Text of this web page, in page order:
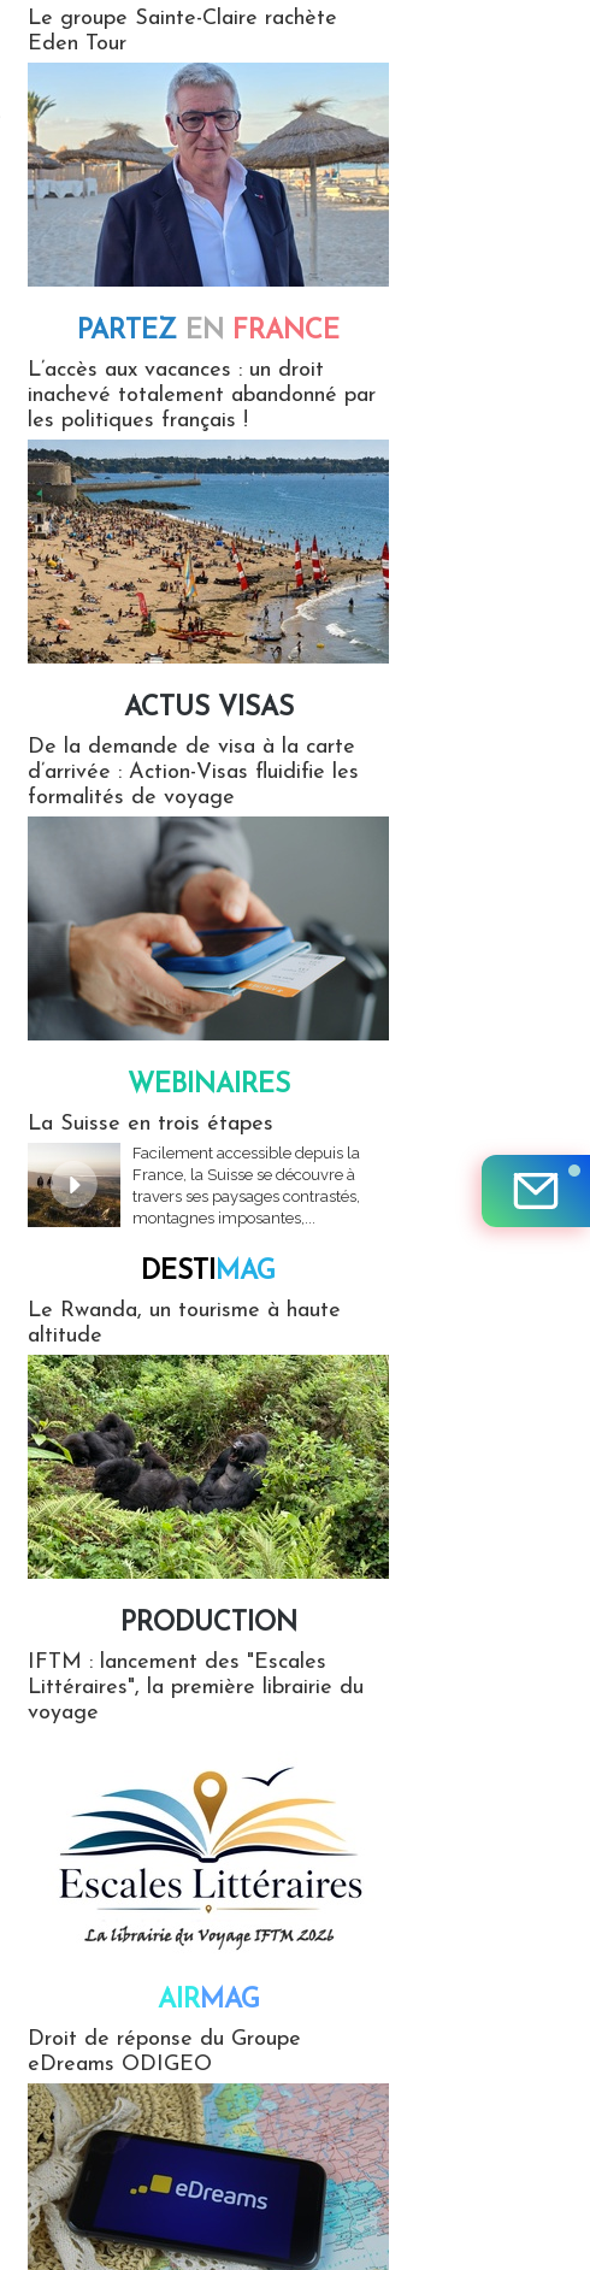
Le groupe Sainte-Claire rachète
Eden Tour
PARTEZ EN FRANCE
L’accès aux vacances : un droit
inachevé totalement abandonné par
les politiques français !
ACTUS VISAS
De la demande de visa à la carte
d’arrivée : Action-Visas fluidifie les
formalités de voyage
WEBINAIRES
La Suisse en trois étapes
Facilement accessible depuis la
France, la Suisse se découvre à
travers ses paysages contrastés,
montagnes imposantes,...
DESTIMAG
Le Rwanda, un tourisme à haute
altitude
PRODUCTION
IFTM : lancement des "Escales
Littéraires", la première librairie du
voyage
AIRMAG
Droit de réponse du Groupe
eDreams ODIGEO